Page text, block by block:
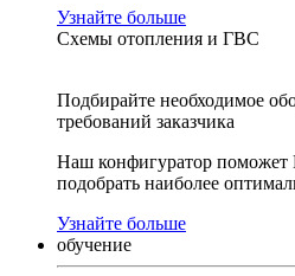
Узнайте больше
Схемы отопления и ГВС
Подбирайте необходимое
требований заказчика
Наш конфигуратор поможет
подобрать наиболее
Узнайте больше
обучение